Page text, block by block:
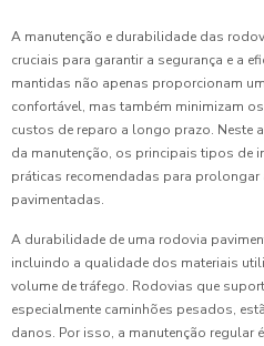
A manutenção e durabilidade das
cruciais para garantir a segurança e a
mantidas não apenas proporcionam
confortável, mas também minimizam
custos de reparo a longo prazo. Neste
da manutenção, os principais tipos de
práticas recomendadas para
pavimentadas.
A durabilidade de uma rodovia
incluindo a qualidade dos materiais
volume de tráfego. Rodovias que
especialmente caminhões pesados,
danos. Por isso, a manutenção regular